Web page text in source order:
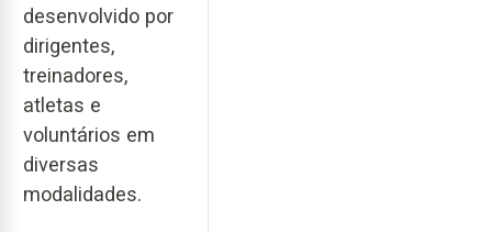
desenvolvido por
dirigentes,
treinadores,
atletas e
voluntários em
diversas
modalidades.